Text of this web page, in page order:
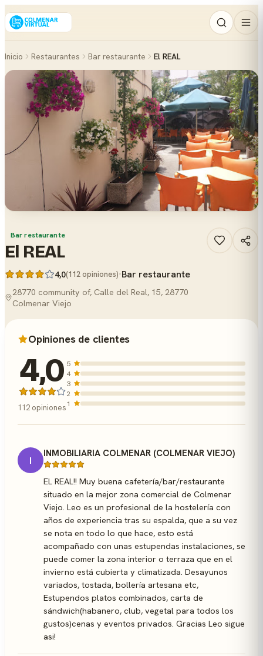
Inicio Restaurantes Bar restaurante El REAL
Bar restaurante
El REAL
4,0(112 opiniones)·Bar restaurante
28770 community of, Calle del Real, 15, 28770
Colmenar Viejo
Opiniones de clientes
4,0
112 opiniones
5
4
3
2
1
I
INMOBILIARIA COLMENAR (COLMENAR VIEJO)
EL REAL!! Muy buena cafetería/bar/restaurante
situado en la mejor zona comercial de Colmenar
Viejo. Leo es un profesional de la hostelería con
años de experiencia tras su espalda, que a su vez
se nota en todo lo que hace, esto está
acompañado con unas estupendas instalaciones, se
puede comer la zona interior o terraza que en el
invierno está cubierta y climatizada. Desayunos
variados, tostada, bollería artesana etc,
Estupendos platos combinados, carta de
sándwich(habanero, club, vegetal para todos los
gustos)cenas y eventos privados. Gracias Leo sigue
asi!